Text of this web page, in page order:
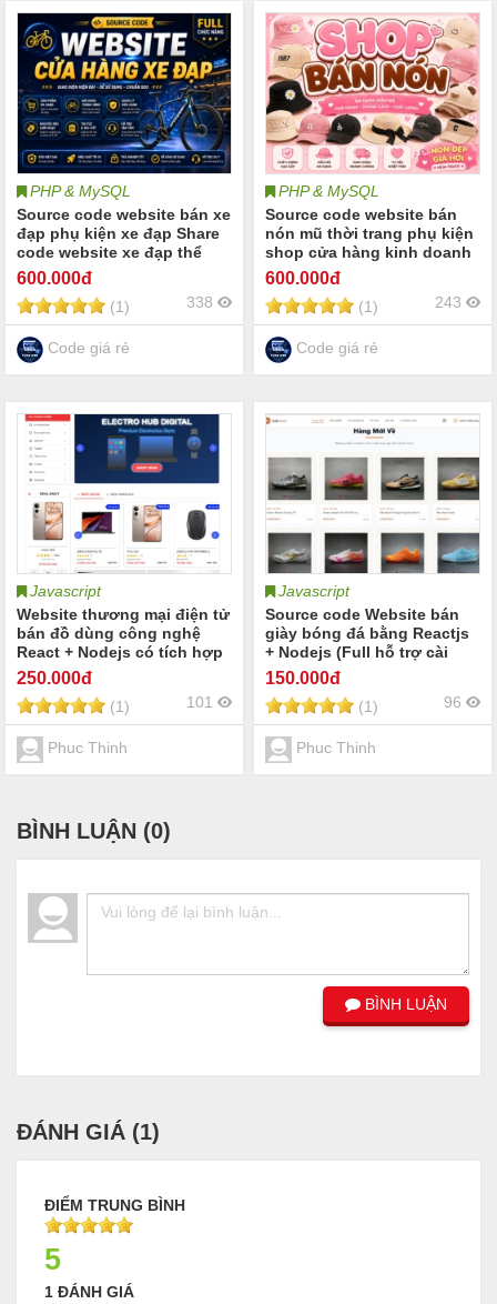
PHP & MySQL
Source code website bán xe
đạp phụ kiện xe đạp Share
code website xe đạp thể
thao xe đạp địa hình xe đạp
đường phố xe đạp trẻ em xe
đạp điện cùng các phụ kiện
xe đạp
600.000đ
(1) 338
Code giá rẻ
PHP & MySQL
Source code website bán
nón mũ thời trang phụ kiện
shop cửa hàng kinh doanh
mũ lưỡi trai nón bucket mũ
snapback nón bảo hiểm
thời trang mũ len và các
phụ kiện thời trang quần áo
600.000đ
(1) 243
Code giá rẻ
Javascript
Website thương mại điện tử
bán đồ dùng công nghệ
React + Nodejs có tích hợp
chatbot (Full hướng dẫn cài
đặt + báo cáo)
250.000đ
(1) 101
Phuc Thinh
Javascript
Source code Website bán
giày bóng đá bằng Reactjs
+ Nodejs (Full hỗ trợ cài
đặt)
150.000đ
(1) 96
Phuc Thinh
BÌNH LUẬN (0)
BÌNH LUẬN
ĐÁNH GIÁ (1)
ĐIỂM TRUNG BÌNH
5
1 ĐÁNH GIÁ